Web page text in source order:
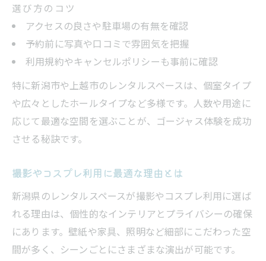
選び方のコツ
アクセスの良さや駐車場の有無を確認
予約前に写真や口コミで雰囲気を把握
利用規約やキャンセルポリシーも事前に確認
特に新潟市や上越市のレンタルスペースは、個室タイプ
や広々としたホールタイプなど多様です。人数や用途に
応じて最適な空間を選ぶことが、ゴージャス体験を成功
させる秘訣です。
撮影やコスプレ利用に最適な理由とは
新潟県のレンタルスペースが撮影やコスプレ利用に選ば
れる理由は、個性的なインテリアとプライバシーの確保
にあります。壁紙や家具、照明など細部にこだわった空
間が多く、シーンごとにさまざまな演出が可能です。